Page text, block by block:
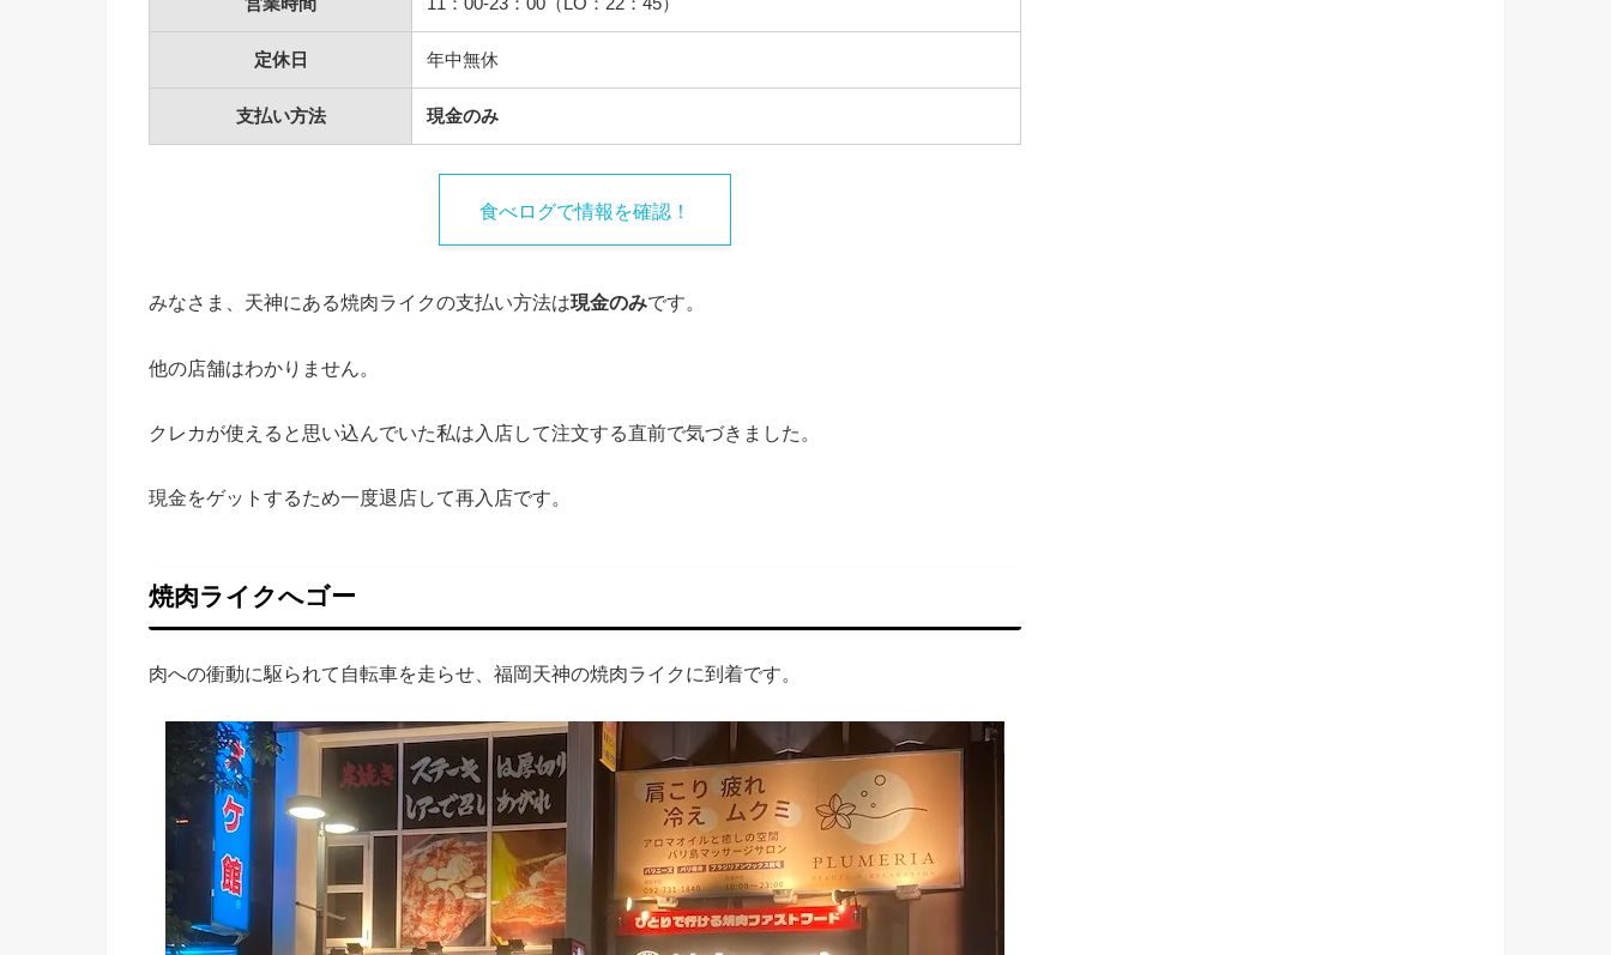
定休日 年中無休
支払い方法 現金のみ
食べログで情報を確認！
みなさま、天神にある焼肉ライクの支払い方法は現金のみです。
他の店舗はわかりません。
クレカが使えると思い込んでいた私は入店して注文する直前で気づきました。
現金をゲットするため一度退店して再入店です。
焼肉ライクへゴー
肉への衝動に駆られて自転車を走らせ、福岡天神の焼肉ライクに到着です。